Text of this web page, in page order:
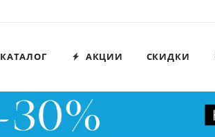
КАТАЛОГ АКЦИИ СКИДКИ